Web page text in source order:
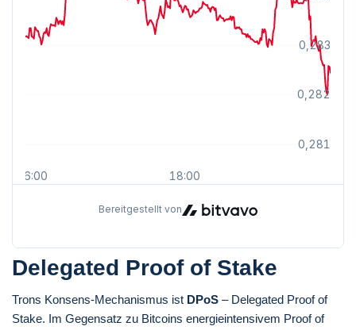
Delegated Proof of Stake
Trons Konsens-Mechanismus ist DPoS – Delegated Proof of
Stake. Im Gegensatz zu Bitcoins energieintensivem Proof of